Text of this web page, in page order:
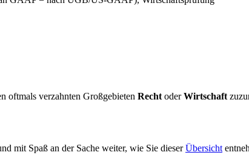
oftmals verzahnten Großgebieten Recht oderWirtschaft
mit Spaß an der Sache weiter, wie Sie dieserÜbersicht